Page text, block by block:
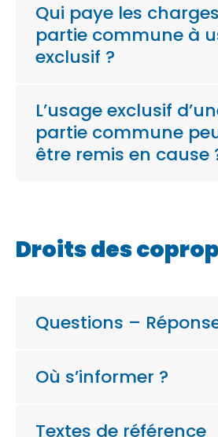
Qui paye les
partie commune à
exclusif ?
L’usage exclusif
partie commune
être remis en cause
Droits des
Questions –
Où s’informer ?
Textes de référence